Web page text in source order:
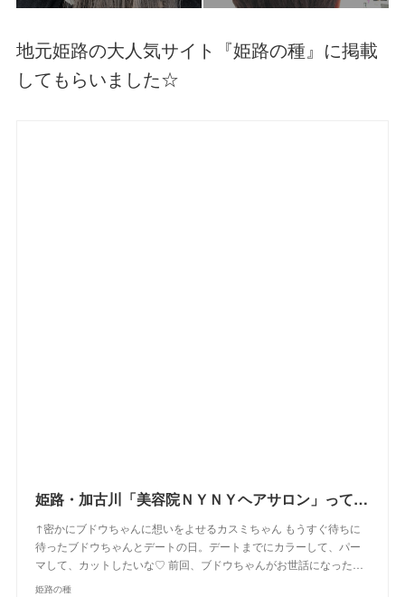
地元姫路の大人気サイト『姫路の種』に掲載
してもらいました☆
姫路・加古川「美容院ＮＹＮＹヘアサロン」って入りにくい！？実際に４店に行ってきた感想！お得なクーポンゲットしたよ【姫路の種宣伝部】
↑密かにブドウちゃんに想いをよせるカスミちゃん もうすぐ待ちに
待ったブドウちゃんとデートの日。デートまでにカラーして、パー
マして、カットしたいな♡ 前回、ブドウちゃんがお世話になった…
姫路の種